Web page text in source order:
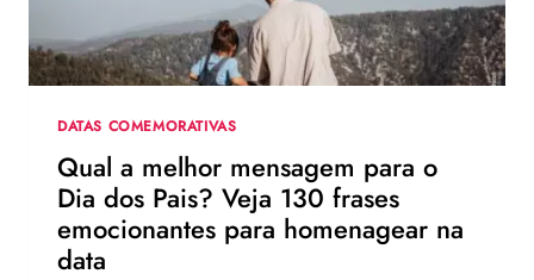
DATAS COMEMORATIVAS
Qual a melhor mensagem para o
Dia dos Pais? Veja 130 frases
emocionantes para homenagear na
data